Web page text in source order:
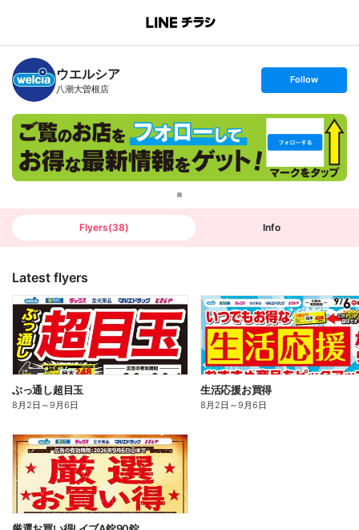
B
n
c
h
T
ウエルシア
八潮大曽根店
s
t
o
l
o
w
Follow
Flyers(38) Info
Latest flyers
ぶっ通し超目玉
8月2日 ～9月6日
生活応援お買得
8月2日 ～9月6日